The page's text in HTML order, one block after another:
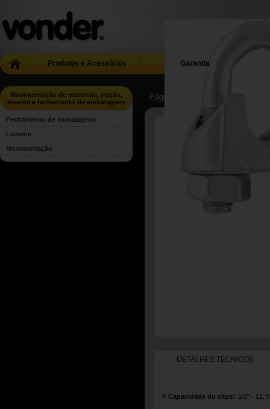
Produtos e Acessórios Garantia
Movimentação de materiais, tração,
levante e fechamento de embalagens
Fechamento de embalagens
Levante
Movimentação
Página Inicial
DETALHES TÉCNICOS
Capacidade do clips: 1/2" -